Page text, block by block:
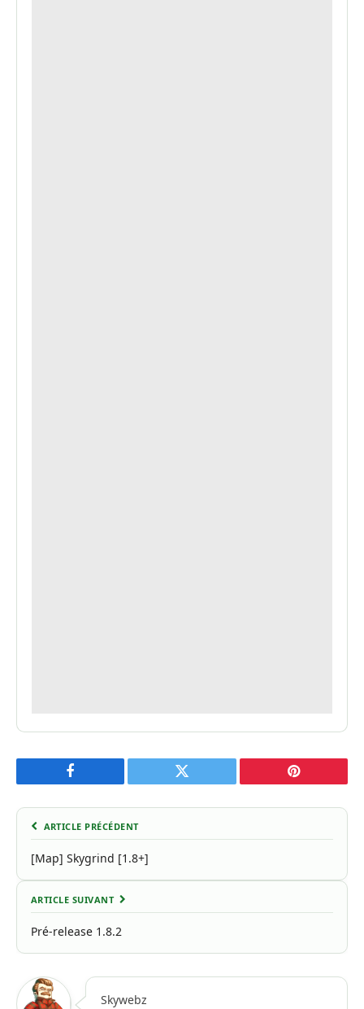
Facebook Twitter Pinterest
ARTICLE PRÉCÉDENT
[Map] Skygrind [1.8+]
ARTICLE SUIVANT
Pré-release 1.8.2
Skywebz